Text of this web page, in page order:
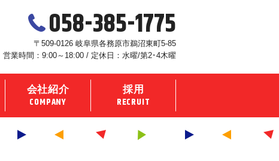
058-385-1775
〒509-0126 岐阜県各務原市鵜沼東町5-85
営業時間：9:00～18:00 / 定休日：水曜/第2･4木曜
会社紹介
COMPANY
採用
RECRUIT